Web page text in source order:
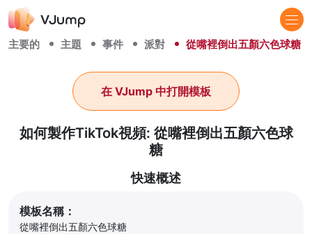
主要的 主題 事件 派對 從嘴裡倒出五顏六色球糖
如何製作TikTok視頻: 從嘴裡倒出五顏六色球
糖
在 VJump 中打開模板
快速概述
模板名稱：
從嘴裡倒出五顏六色球糖